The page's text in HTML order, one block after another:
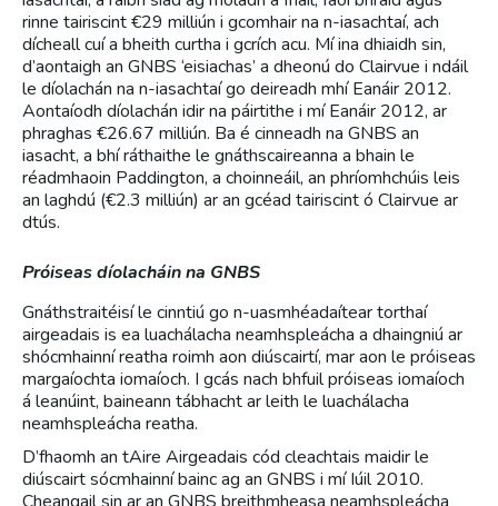
rinne tairiscint €29 milliún i gcomhair na n-iasachtaí, ach
dícheall cuí a bheith curtha i gcrích acu. Mí ina dhiaidh sin,
d’aontaigh an GNBS ‘eisiachas’ a dheonú do Clairvue i ndáil
le díolachán na n-iasachtaí go deireadh mhí Eanáir 2012.
Aontaíodh díolachán idir na páirtithe i mí Eanáir 2012, ar
phraghas €26.67 milliún. Ba é cinneadh na GNBS an
iasacht, a bhí ráthaithe le gnáthscaireanna a bhain le
réadmhaoin Paddington, a choinneáil, an phríomhchúis leis
an laghdú (€2.3 milliún) ar an gcéad tairiscint ó Clairvue ar
dtús.
Próiseas díolacháin na GNBS
Gnáthstraitéisí le cinntiú go n-uasmhéadaítear torthaí
airgeadais is ea luachálacha neamhspleácha a dhaingniú ar
shócmhainní reatha roimh aon diúscairtí, mar aon le próiseas
margaíochta iomaíoch. I gcás nach bhfuil próiseas iomaíoch
á leanúint, baineann tábhacht ar leith le luachálacha
neamhspleácha reatha.
D’fhaomh an tAire Airgeadais cód cleachtais maidir le
diúscairt sócmhainní bainc ag an GNBS i mí Iúil 2010.
Cheangail sin ar an GNBS breithmheasa neamhspleácha